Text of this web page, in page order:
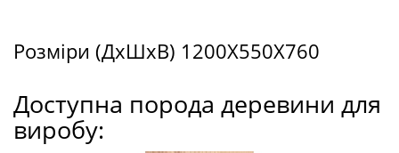
Розміри (ДxШxВ) 1200X550X760
Доступна порода деревини для
виробу: